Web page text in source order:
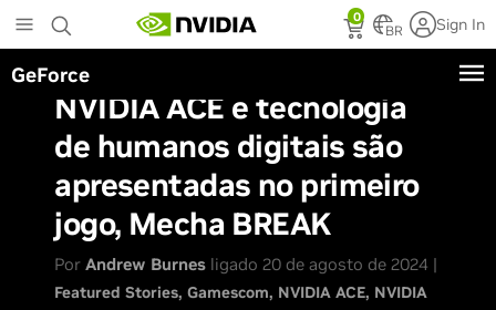
to
main
content
0
BR Sign In
GeForce
NVIDIA ACE e tecnologia
de humanos digitais são
apresentadas no primeiro
jogo, Mecha BREAK
PorAndrew Burnes ligado 20 de agosto de 2024 |
Featured Stories Gamescom NVIDIA ACE NVIDIA